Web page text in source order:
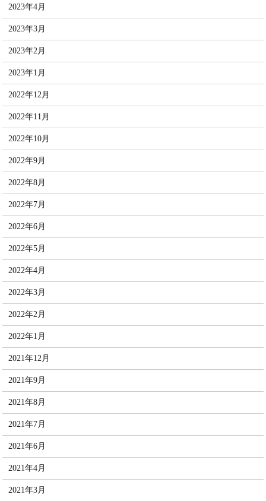
2023年4月
2023年3月
2023年2月
2023年1月
2022年12月
2022年11月
2022年10月
2022年9月
2022年8月
2022年7月
2022年6月
2022年5月
2022年4月
2022年3月
2022年2月
2022年1月
2021年12月
2021年9月
2021年8月
2021年7月
2021年6月
2021年4月
2021年3月